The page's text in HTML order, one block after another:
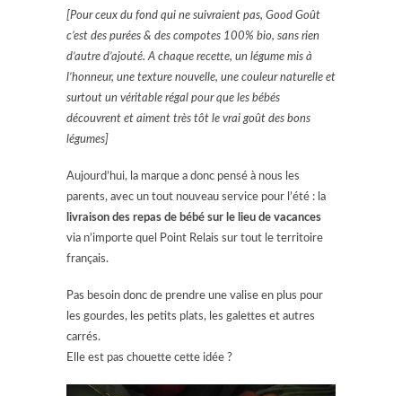
[Pour ceux du fond qui ne suivraient pas, Good Goût
c’est des purées & des compotes 100% bio, sans rien
d’autre d’ajouté. A chaque recette, un légume mis à
l’honneur, une texture nouvelle, une couleur naturelle et
surtout un véritable régal pour que les bébés
découvrent et aiment très tôt le vrai goût des bons
légumes]
Aujourd’hui, la marque a donc pensé à nous les
parents, avec un tout nouveau service pour l’été : la
livraison des repas de bébé sur le lieu de vacances
via n’importe quel Point Relais sur tout le territoire
français.
Pas besoin donc de prendre une valise en plus pour
les gourdes, les petits plats, les galettes et autres
carrés.
Elle est pas chouette cette idée ?